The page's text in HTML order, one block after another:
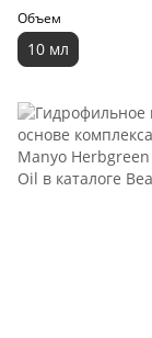
Объем
10 мл